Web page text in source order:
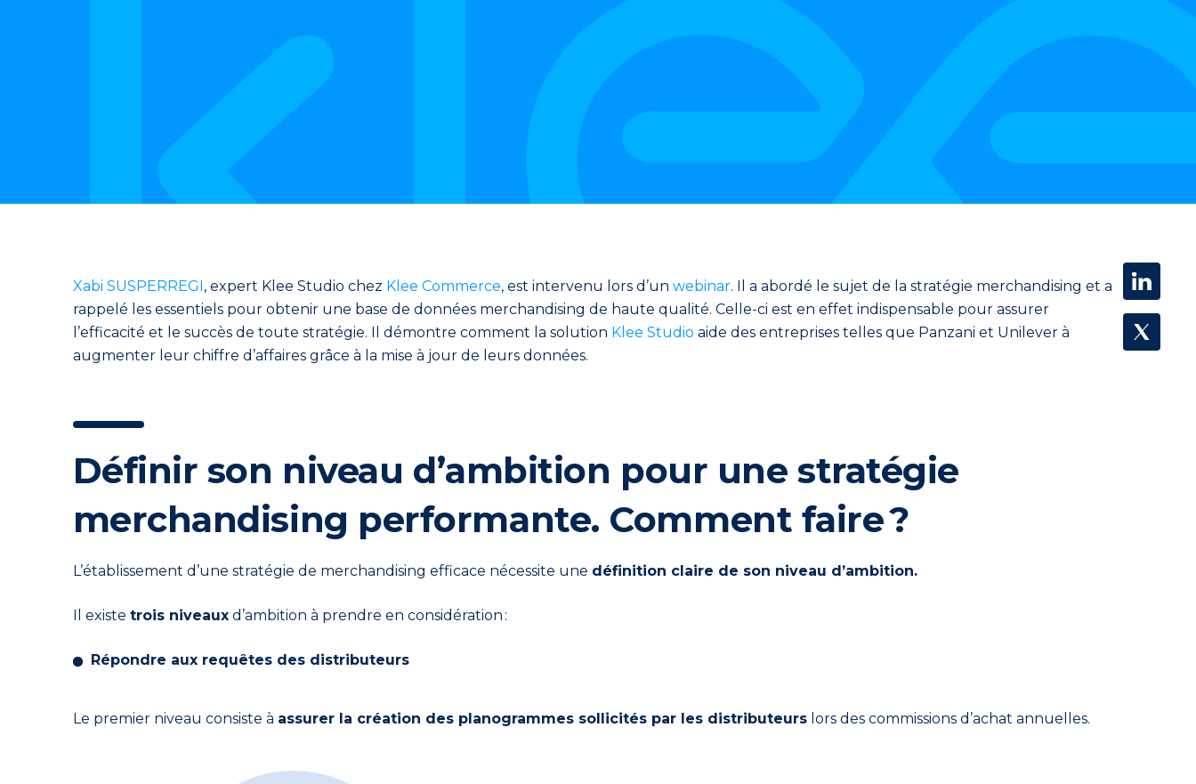
Xabi SUSPERREGI, expert Klee Studio chez Klee Commerce, est intervenu lors d’un webinar. Il a abordé le sujet de la stratégie merchandising et a
rappelé les essentiels pour obtenir une base de données merchandising de haute qualité. Celle-ci est en effet indispensable pour assurer
l’efficacité et le succès de toute stratégie. Il démontre comment la solution Klee Studio aide des entreprises telles que Panzani et Unilever à
augmenter leur chiffre d’affaires grâce à la mise à jour de leurs données.
Définir son niveau d’ambition pour une stratégie
merchandising performante. Comment faire ?
L’établissement d’une stratégie de merchandising efficace nécessite une définition claire de son niveau d’ambition.
Il existe trois niveauxd’ambition à prendre en considération :
Répondre aux requêtes des distributeurs
Le premier niveau consiste à assurer la création des planogrammes sollicités par les distributeurslors des commissions d’achat annuelles.